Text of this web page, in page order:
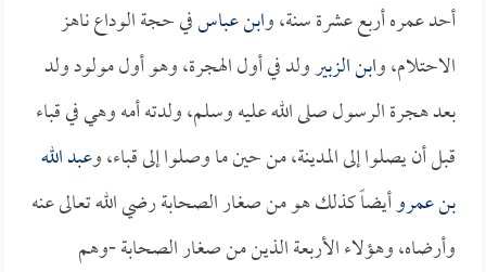
أحد عمره أربع عشرة سنة، وابن عباسفي حجة الوداع ناهز
الاحتلام، وابن الزبيرولد في أول الهجرة، وهو أول مولود ولد
بعد هجرة الرسول صلى الله عليه وسلم، ولدته أمه وهي في قباء
قبل أن يصلوا إلى المدينة، من حين ما وصلوا إلى قباء، وعبد الله
بن عمروأيضاً كذلك هو من صغار الصحابة رضي الله تعالى عنه
وأرضاه، وهؤلاء الأربعة الذين من صغار الصحابة -وهم